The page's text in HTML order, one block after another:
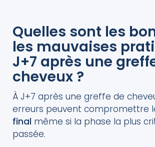
Quelles sont les
les mauvaises
J+7 après une
cheveux ?
À J+7 après une greffe de
erreurs peuvent compromettre
final même si la phase la plus
passée.